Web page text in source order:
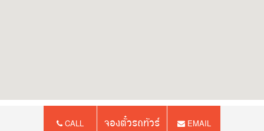
CALL EMAIL
จองตั๋วรถทัวร์